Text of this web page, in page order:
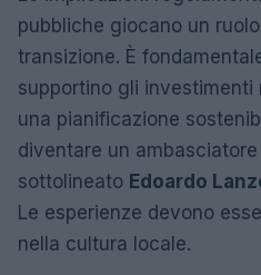
pubbliche giocano un
transizione. È
supportino gli
una pianificazione
diventare un
sottolineato Edoardo
Le esperienze devono
nella cultura locale.